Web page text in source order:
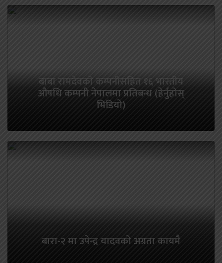
बाबा रामदेवको कम्पनीसहित १६ भारतीय
औषधि कम्पनी नेपालमा प्रतिबन्ध (हेर्नुहोस्
भिडियो)
बारा-२ मा उपेन्द्र यादवको अग्रता कायमै